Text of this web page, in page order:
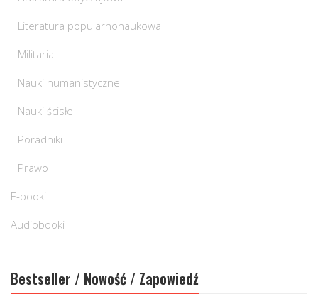
Literatura popularnonaukowa
Militaria
Nauki humanistyczne
Nauki ścisłe
Poradniki
Prawo
E-booki
Audiobooki
Bestseller / Nowość / Zapowiedź